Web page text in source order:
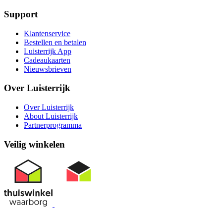
Support
Klantenservice
Bestellen en betalen
Luisterrijk App
Cadeaukaarten
Nieuwsbrieven
Over Luisterrijk
Over Luisterrijk
About Luisterrijk
Partnerprogramma
Veilig winkelen